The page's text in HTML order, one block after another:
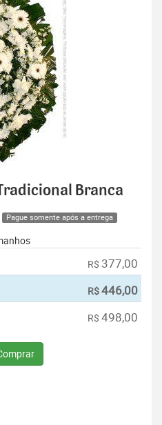
Branca
Pague somente após a entrega
R$ 377,00
R$446,00
R$ 498,00